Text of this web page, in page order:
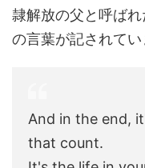
隷解放の父と呼ばれ
の言葉が記されてい
And in the end,
that count.